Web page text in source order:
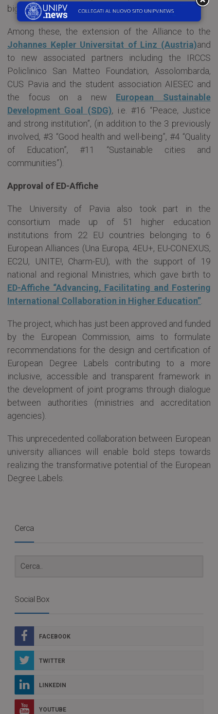
big news is also expected.
Among these, the extension of the Alliance to the
Johannes Kepler Universitat of Linz (Austria)and
to new associated partners including the IRCCS
Policlinico San Matteo Foundation, Assolombarda,
CUS Pavia and the student association AIESEC and
the focus on a new European Sustainable
Development Goal (SDG), i.e. #16 “Peace, Justice
and strong institution”, (in addition to the 3 previously
involved, #3 “Good health and well-being”, #4 “Quality
of Education”, #11 “Sustainable cities and
communities”).
Approval of ED-Affiche
The University of Pavia also took part in the
consortium made up of 51 higher education
institutions from 22 EU countries belonging to 6
European Alliances (Una Europa, 4EU+, EU-CONEXUS,
EC2U, UNITE!, Charm-EU), with the support of 19
national and regional Ministries, which gave birth to
ED-Affiche “Advancing, Facilitating and Fostering
International Collaboration in Higher Education”
The project, which has just been approved and funded
by the European Commission, aims to formulate
recommendations for the design and certification of
European Degree Labels contributing to a more
inclusive, accessible and transparent framework in
the development of joint programs through dialogue
between authorities (ministries and accreditation
agencies).
This unprecedented collaboration between European
university alliances will enable bold steps towards
realizing the transformative potential of the European
Degree Labels.
Cerca
Social Box
FACEBOOK
TWITTER
LINKEDIN
YOUTUBE